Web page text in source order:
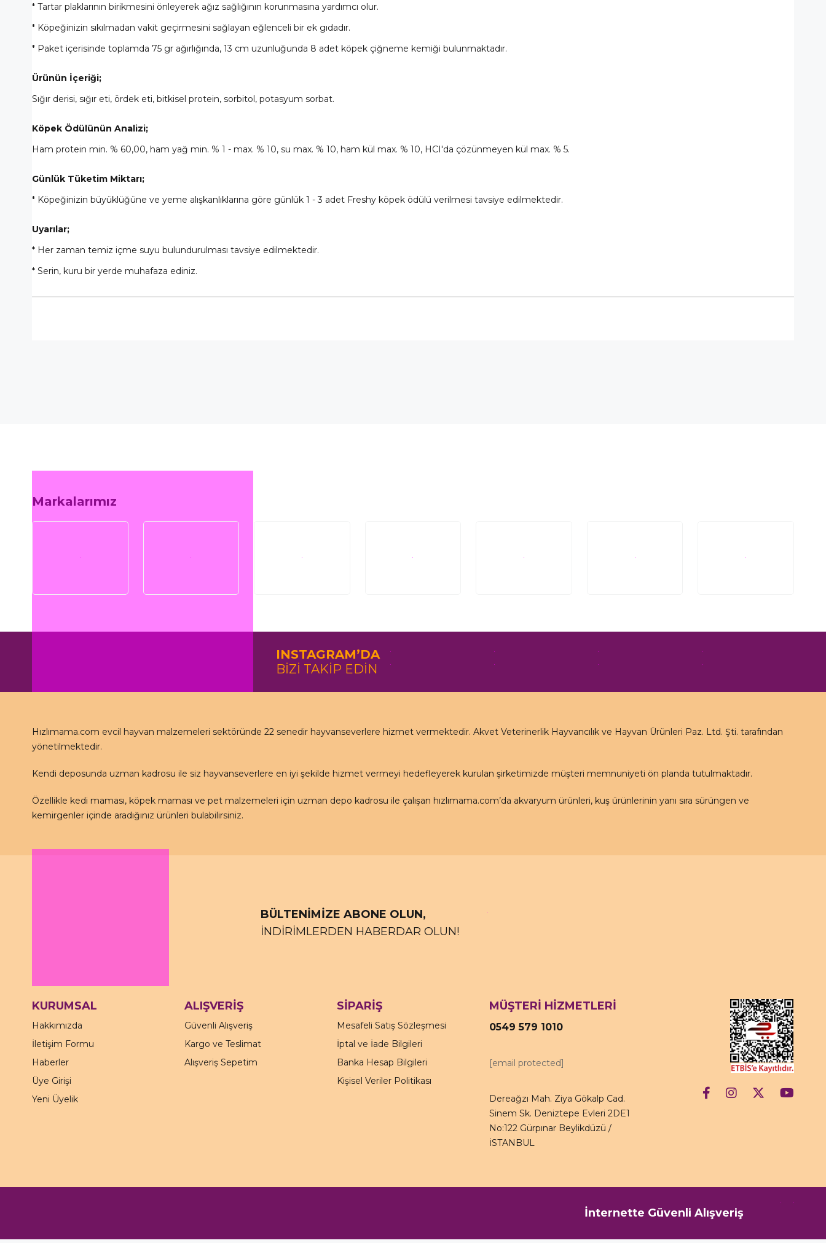
* Tartar plaklarının birikmesini önleyerek ağız sağlığının korunmasına yardımcı olur.
* Köpeğinizin sıkılmadan vakit geçirmesini sağlayan eğlenceli bir ek gıdadır.
* Paket içerisinde toplamda 75 gr ağırlığında, 13 cm uzunluğunda 8 adet köpek çiğneme kemiği bulunmaktadır.
Ürünün İçeriği;
Sığır derisi, sığır eti, ördek eti, bitkisel protein, sorbitol, potasyum sorbat.
Köpek Ödülünün Analizi;
Ham protein min. % 60,00, ham yağ min. % 1 - max. % 10, su max. % 10, ham kül max. % 10, HCI'da çözünmeyen kül max. % 5.
Günlük Tüketim Miktarı;
* Köpeğinizin büyüklüğüne ve yeme alışkanlıklarına göre günlük 1 - 3 adet Freshy köpek ödülü verilmesi tavsiye edilmektedir.
Uyarılar;
* Her zaman temiz içme suyu bulundurulması tavsiye edilmektedir.
* Serin, kuru bir yerde muhafaza ediniz.
Markalarımız
INSTAGRAM’DA
BİZİ TAKİP EDİN
Hızlımama.com evcil hayvan malzemeleri sektöründe 22 senedir hayvanseverlere hizmet vermektedir. Akvet Veterinerlik Hayvancılık ve Hayvan Ürünleri Paz. Ltd. Şti. tarafından
yönetilmektedir.
Kendi deposunda uzman kadrosu ile siz hayvanseverlere en iyi şekilde hizmet vermeyi hedefleyerek kurulan şirketimizde müşteri memnuniyeti ön planda tutulmaktadır.
Özellikle kedi maması, köpek maması ve pet malzemeleri için uzman depo kadrosu ile çalışan hızlımama.com’da akvaryum ürünleri, kuş ürünlerinin yanı sıra sürüngen ve
kemirgenler içinde aradığınız ürünleri bulabilirsiniz.
BÜLTENİMİZE ABONE OLUN,
İNDİRİMLERDEN HABERDAR OLUN!
KURUMSAL
Hakkımızda
İletişim Formu
Haberler
Üye Girişi
Yeni Üyelik
ALIŞVERİŞ
Güvenli Alışveriş
Kargo ve Teslimat
Alışveriş Sepetim
SİPARİŞ
Mesafeli Satış Sözleşmesi
İptal ve İade Bilgileri
Banka Hesap Bilgileri
Kişisel Veriler Politikası
MÜŞTERİ HİZMETLERİ
0549 579 1010
[email protected]
Dereağzı Mah. Ziya Gökalp Cad.
Sinem Sk. Deniztepe Evleri 2DE1
No:122 Gürpınar Beylikdüzü /
İSTANBUL
İnternette Güvenli Alışveriş